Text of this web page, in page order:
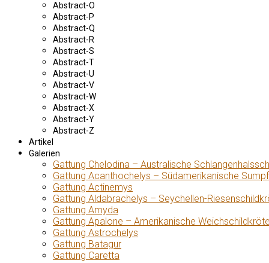
Abstract-O
Abstract-P
Abstract-Q
Abstract-R
Abstract-S
Abstract-T
Abstract-U
Abstract-V
Abstract-W
Abstract-X
Abstract-Y
Abstract-Z
Artikel
Galerien
Gattung Chelodina – Australische
Gattung Acanthochelys – Südamerikanische
Gattung Actinemys
Gattung Aldabrachelys – Seychellen-
Gattung Amyda
Gattung Apalone – Amerikanische
Gattung Astrochelys
Gattung Batagur
Gattung Caretta